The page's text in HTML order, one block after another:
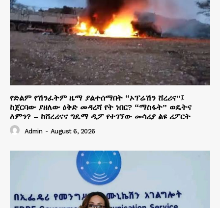
የድልም የሽንፈትም ዜማ ያልተሰማበት “ኦፕሬሽን ሸረሪና”፤
ከጀርባው ያዘለው ዕቅድ መዳረሻ የት ነበር? “ማስፋት” ወዴትና
ለምን? – ከሸረሪናና ግዴማ ዲፖ የተገኘው መሳሪያ ልዩ ሪፖርት
Admin - August 6, 2026